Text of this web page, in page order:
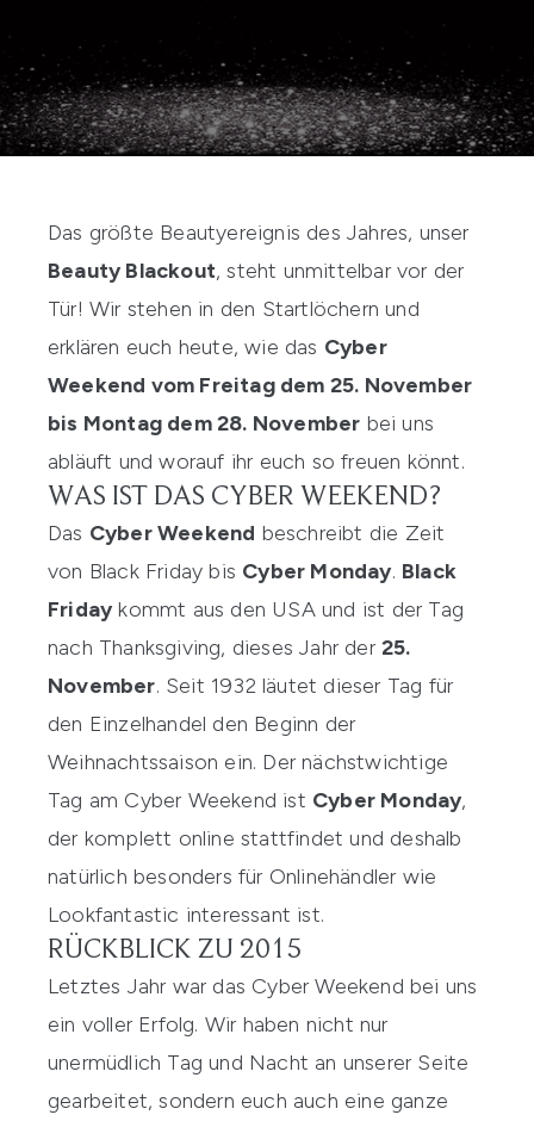
Das größte Beautyereignis des Jahres, unser
Beauty Blackout, steht unmittelbar vor der
Tür! Wir stehen in den Startlöchern und
erklären euch heute, wie das Cyber
Weekend vom Freitag dem 25. November
bis Montag dem 28. November bei uns
abläuft und worauf ihr euch so freuen könnt.
WAS IST DAS CYBER WEEKEND?
Das Cyber Weekend beschreibt die Zeit
von Black Friday bis Cyber Monday. Black
Friday kommt aus den USA und ist der Tag
nach Thanksgiving, dieses Jahr der 25.
November. Seit 1932 läutet dieser Tag für
den Einzelhandel den Beginn der
Weihnachtssaison ein. Der nächstwichtige
Tag am Cyber Weekend ist Cyber Monday,
der komplett online stattfindet und deshalb
natürlich besonders für Onlinehändler wie
Lookfantastic interessant ist.
RÜCKBLICK ZU 2015
Letztes Jahr war das Cyber Weekend bei uns
ein voller Erfolg. Wir haben nicht nur
unermüdlich Tag und Nacht an unserer Seite
gearbeitet, sondern euch auch eine ganze